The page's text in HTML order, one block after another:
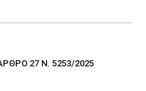
27 Ν. 5253/2025